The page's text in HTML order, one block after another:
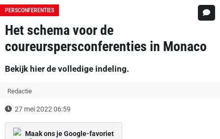
PERSCONFERENTIES
Het schema voor de
coureurspersconferenties in Monaco
Bekijk hier de volledige indeling.
Redactie
27 mei 2022 06:59
Maak ons je Google-favoriet